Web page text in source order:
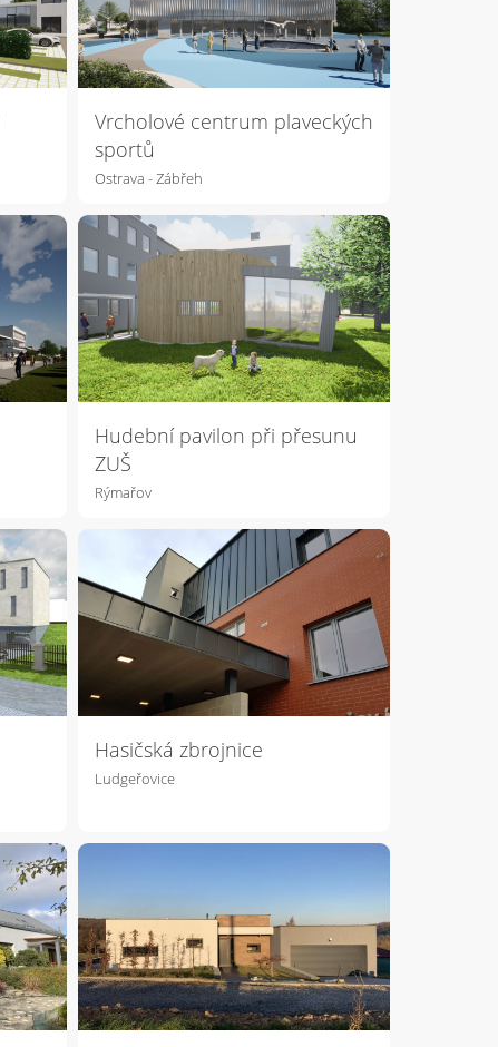
Vrcholové centrum plaveckých
sportů
Ostrava - Zábřeh
Hudební pavilon při přesunu
ZUŠ
Rýmařov
Hasičská zbrojnice
Ludgeřovice